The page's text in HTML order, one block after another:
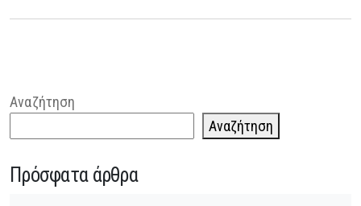
Αναζήτηση
Αναζήτηση
Πρόσφατα άρθρα